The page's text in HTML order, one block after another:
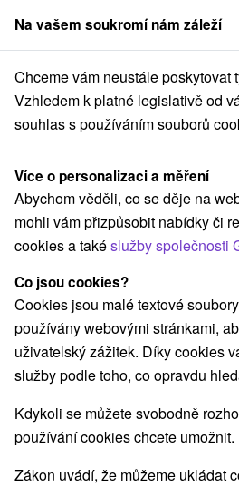
člen skupinySorger
Pobyty na Slovensku Pobyty v
Pobyty v akci
Kategorie
Všechny kategorie
Pobyty v akci
Wellness pobyty(40) Víkendové
Romantické pobyty
Rodinné pobyty(23)
Vyberte lokalitu nebo termín
Nejprodávanější
1.
Na vašem soukromí nám záleží
Chceme vám neustále poskytovat
Vzhledem k platné legislativě od
souhlas s používáním souborů
Více o personalizaci a měření
Abychom věděli, co se děje na
mohli vám přizpůsobit nabídky či
cookies a takéslužby společnosti
Co jsou cookies?
Cookies jsou malé textové
používány webovými stránkami,
uživatelský zážitek. Díky cookies
služby podle toho, co opravdu
Kdykoli se můžete svobodně
používání cookies chcete umožnit.
Zákon uvádí, že můžeme ukládat